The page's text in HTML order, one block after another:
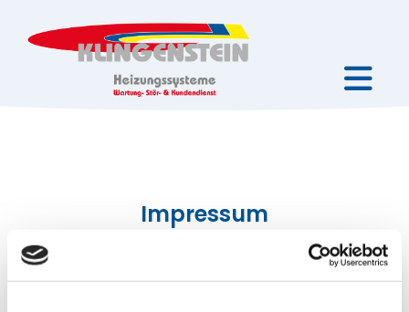
Impressum
Klingenstein Heizungssysteme
Brückenstraße 4